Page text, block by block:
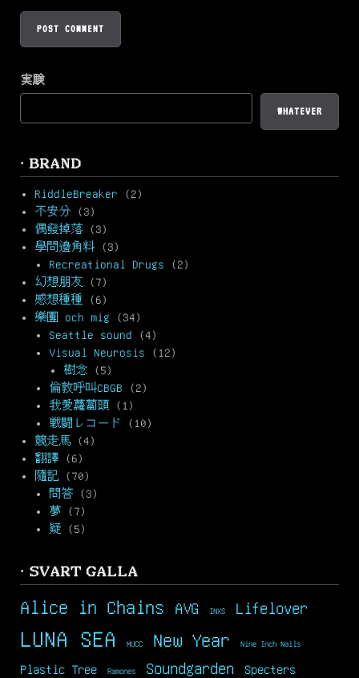
実験
WHATEVER
· BRAND
RiddleBreaker (2)
不安分 (3)
偶發掉落 (3)
學問邊角料 (3)
Recreational Drugs (2)
幻想朋友 (7)
感想種種 (6)
樂團 och mig (34)
Seattle sound (4)
Visual Neurosis (12)
樹念 (5)
倫敦呼叫CBGB (2)
我愛蘿蔔頭 (1)
戦闘レコード
(10)
競走馬 (4)
翻譯 (6)
隨記 (70)
問答 (3)
夢 (7)
疑 (5)
· SVART GALLA
Alice in Chains AVG INXS Lifelover
LUNA SEA MUCC New Year Nine Inch Nails
Plastic Tree Ramones Soundgarden Specters